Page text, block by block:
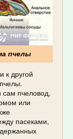
пчелы
к другой
пчеловод,
или
пасеками,